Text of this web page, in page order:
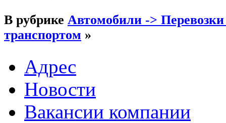
В рубрике Автомобили ->
транспортом »
Адрес
Новости
Вакансии компании